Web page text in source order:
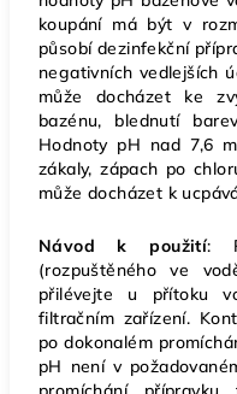
koupání má být v
působí dezinfekční
negativních vedlejších
může docházet ke
bazénu, blednutí
Hodnoty pH nad 7,6
zákaly, zápach po
může docházet k
Návod k použití:
(rozpuštěného ve
přilévejte u přítoku
filtračním zařízení.
po dokonalém
pH není v